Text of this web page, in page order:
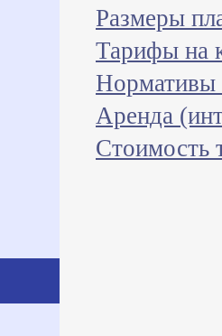
Размеры
Тарифы на
Нормативы
Аренда
Стоимость